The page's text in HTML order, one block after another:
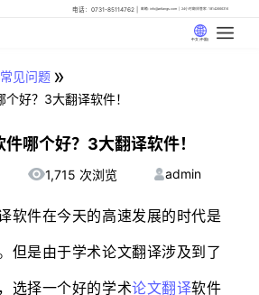
电话：0731-85114762 邮箱: info@artlangs.com 24小时翻译管家: 18142666316
中文 (中国)
常见问题 »
好？3大翻译软件！
哪个好？3大翻译软件！
1,715 次浏览 admin
件在今天的高速发展的时代是
但是由于学术论文翻译涉及到了
选择一个好的学术论文翻译软件